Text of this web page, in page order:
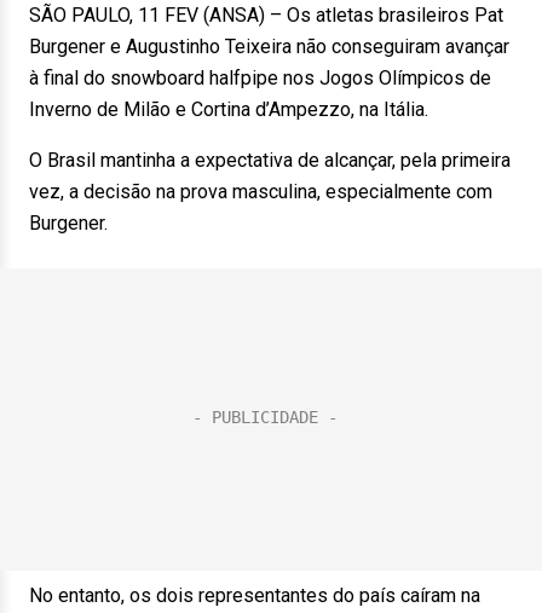
SÃO PAULO, 11 FEV (ANSA) – Os atletas brasileiros Pat
Burgener e Augustinho Teixeira não conseguiram avançar
à final do snowboard halfpipe nos Jogos Olímpicos de
Inverno de Milão e Cortina d’Ampezzo, na Itália.
O Brasil mantinha a expectativa de alcançar, pela primeira
vez, a decisão na prova masculina, especialmente com
Burgener.
No entanto, os dois representantes do país caíram na